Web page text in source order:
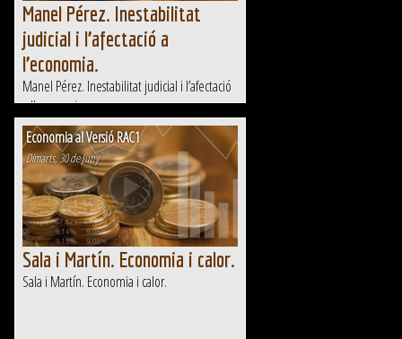
Manel Pérez. Inestabilitat
judicial i l’afectació a
l’economia.
Manel Pérez. Inestabilitat judicial i l’afectació
a l’economia.
Economia al Versió RAC1
Dimarts, 30 de Juny
Sala i Martín. Economia i calor.
Sala i Martín. Economia i calor.